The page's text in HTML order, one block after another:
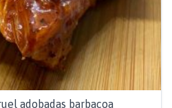
adobadas barbacoa